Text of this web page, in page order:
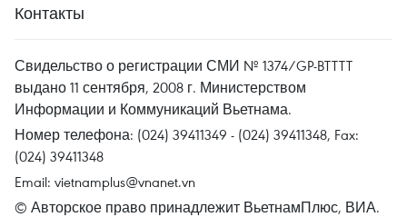
Контакты
Свидельство о регистрации СМИ № 1374/GP-BTTTT
выдано 11 сентября, 2008 г. Министерством
Информации и Коммуникаций Вьетнама.
Номер телефона: (024) 39411349 - (024) 39411348, Fax:
(024) 39411348
Email: vietnamplus@vnanet.vn
© Авторское право принадлежит ВьетнамПлюс, ВИА.